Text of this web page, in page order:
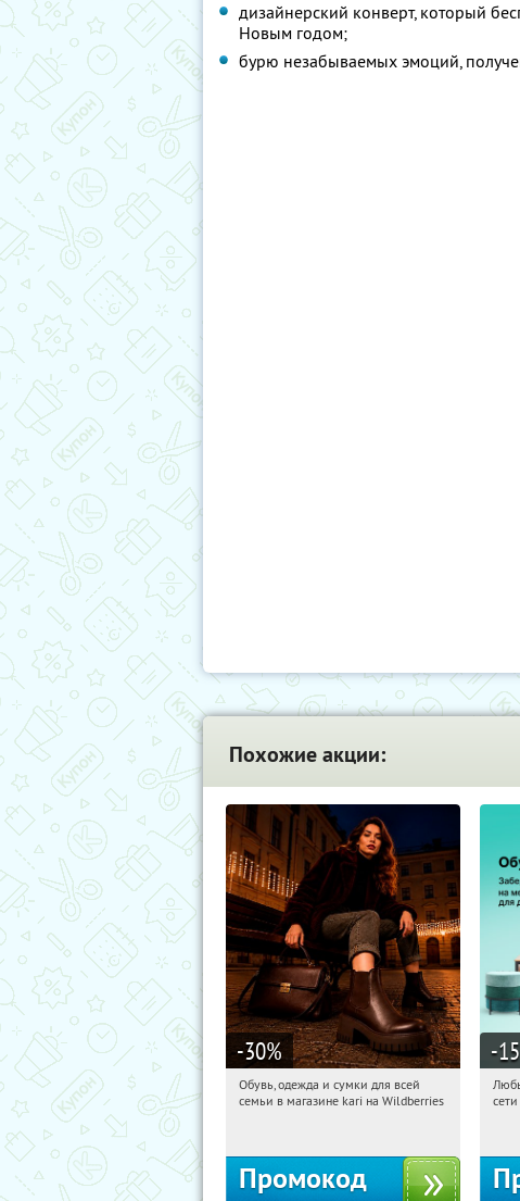
дизайнерский конверт, который
Новым годом;
бурю незабываемых эмоций,
Похожие акции:
-30%
07:32:18 Получили:
Обувь, одежда и сумки для всей
семьи в магазине kari на Wildberries
Промокод
-15